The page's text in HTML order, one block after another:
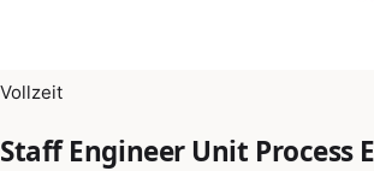
Vollzeit
Staff Engineer Unit Process